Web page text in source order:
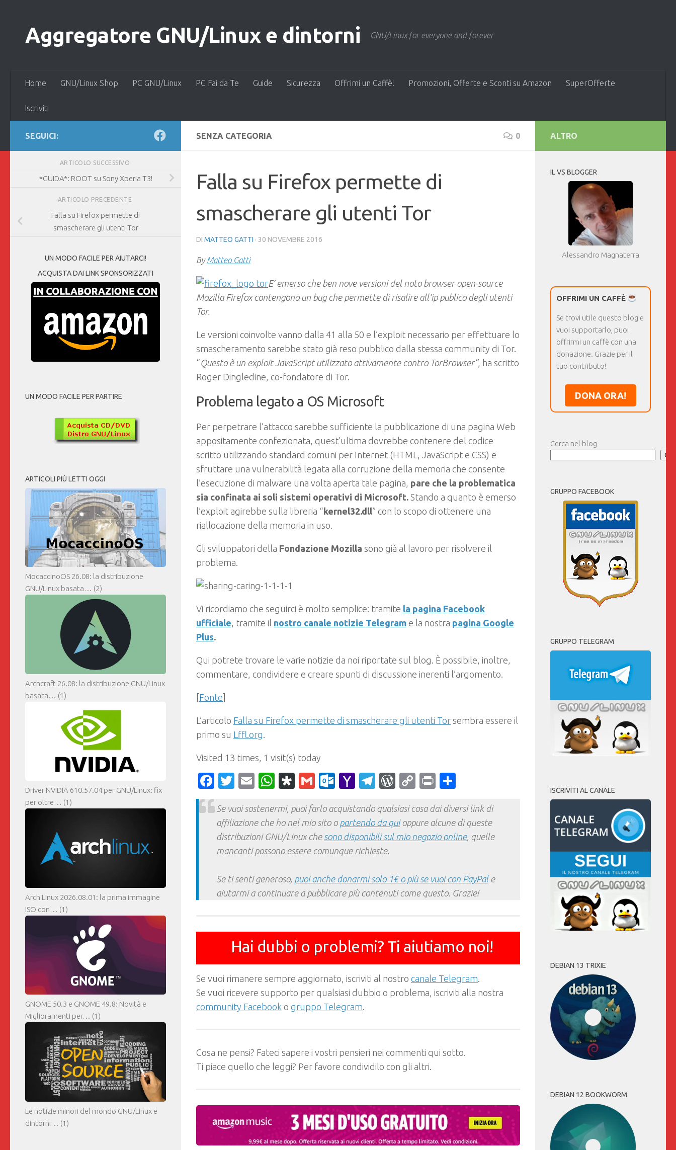
Aggregatore GNU/Linux e dintorni GNU/Linux for everyone and forever
Home GNU/Linux Shop PC GNU/Linux PC Fai da Te Guide Sicurezza Offrimi un Caffè! Promozioni, Offerte e Sconti su Amazon SuperOfferte
Iscriviti
SENZA CATEGORIA 0
Falla su Firefox permette di
smascherare gli utenti Tor
DI MATTEO GATTI · 30 NOVEMBRE 2016
ByMatteo Gatti
E’ emerso che ben nove versioni del noto browser open-source
Mozilla Firefox contengono un bug che permette di risalire all’ip publico degli utenti
Tor.
Le versioni coinvolte vanno dalla 41 alla 50 e l’exploit necessario per effettuare lo
smascheramento sarebbe stato già reso pubblico dalla stessa community di Tor.
“Questo è un exploit JavaScript utilizzato attivamente contro TorBrowser”, ha scritto
Roger Dingledine, co-fondatore di Tor.
Problema legato a OS Microsoft
Per perpetrare l’attacco sarebbe sufficiente la pubblicazione di una pagina Web
appositamente confezionata, quest’ultima dovrebbe contenere del codice
scritto utilizzando standard comuni per Internet (HTML, JavaScript e CSS) e
sfruttare una vulnerabilità legata alla corruzione della memoria che consente
l’esecuzione di malware una volta aperta tale pagina, pare che la problematica
sia confinata ai soli sistemi operativi di Microsoft. Stando a quanto è emerso
l’exploit agirebbe sulla libreria “ kernel32.dll” con lo scopo di ottenere una
riallocazione della memoria in uso.
Gli sviluppatori della Fondazione Mozilla sono già al lavoro per risolvere il
problema.
Vi ricordiamo che seguirci è molto semplice: tramite la pagina Facebook
ufficiale, tramite il nostro canale notizie Telegram e la nostra pagina Google
Plus.
Qui potrete trovare le varie notizie da noi riportate sul blog. È possibile, inoltre,
commentare, condividere e creare spunti di discussione inerenti l’argomento.
Fonte
L’articolo Falla su Firefox permette di smascherare gli utenti Tor sembra essere il
primo su Lffl.org.
Visited 13 times, 1 visit(s) today
Facebook
Twitter
EmailWhatsApp
Diaspora
GmailOutlook.com
YahooTelegram
WordPress
CopyPrint
Se vuoi sostenermi, puoi farlo acquistando qualsiasi cosa dai diversi link di
affiliazione che ho nel mio sito o partendo da quioppure alcune di queste
distribuzioni GNU/Linux che sono disponibili sul mio negozio online, quelle
mancanti possono essere comunque richieste.
Se ti senti generoso, puoi anche donarmi solo 1€ o più se vuoi con PayPale
aiutarmi a continuare a pubblicare più contenuti come questo. Grazie!
Hai dubbi o problemi? Ti aiutiamo noi!
Se vuoi rimanere sempre aggiornato, iscriviti al nostro canale Telegram.
Se vuoi ricevere supporto per qualsiasi dubbio o problema, iscriviti alla nostra
community Facebook o gruppo Telegram.
Cosa ne pensi? Fateci sapere i vostri pensieri nei commenti qui sotto.
Ti piace quello che leggi? Per favore condividilo con gli altri.
SEGUICI:
ARTICOLO SUCCESSIVO
*GUIDA*: ROOT su Sony Xperia T3!
ARTICOLO PRECEDENTE
Falla su Firefox permette di
smascherare gli utenti Tor
UN MODO FACILE PER AIUTARCI!
ACQUISTA DAI LINK SPONSORIZZATI
UN MODO FACILE PER PARTIRE
ARTICOLI PIÙ LETTI OGGI
MocaccinoOS 26.08: la distribuzione
GNU/Linux basata… (2)
Archcraft 26.08: la distribuzione GNU/Linux
basata… (1)
Driver NVIDIA 610.57.04 per GNU/Linux: fix
per oltre… (1)
Arch Linux 2026.08.01: la prima immagine
ISO con… (1)
GNOME 50.3 e GNOME 49.8: Novità e
Miglioramenti per… (1)
Le notizie minori del mondo GNU/Linux e
dintorni… (1)
ALTRO
IL VS BLOGGER
Alessandro Magnaterra
OFFRIMI UN CAFFÈ
Se trovi utile questo blog e
vuoi supportarlo, puoi
offrirmi un caffè con una
donazione. Grazie per il
tuo contributo!
DONA ORA!
Cerca nel blog
GRUPPO FACEBOOK
GRUPPO TELEGRAM
ISCRIVITI AL CANALE
DEBIAN 13 TRIXIE
DEBIAN 12 BOOKWORM